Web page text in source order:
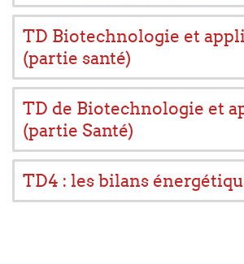
TD Biotechnologie et
(partie santé)
TD de Biotechnologie et
(partie Santé)
TD4 : les bilans